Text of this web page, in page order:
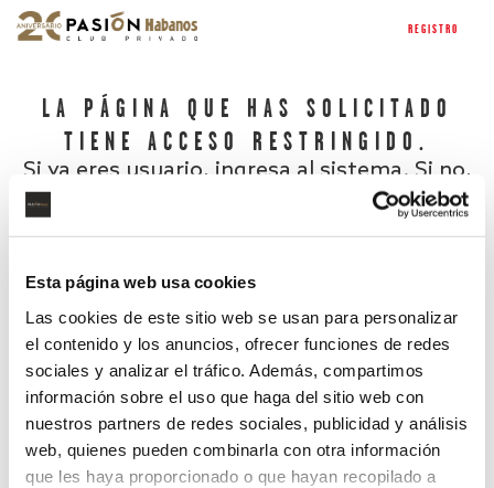
Esta página web usa cookies
Las cookies de este sitio web se usan para personalizar
el contenido y los anuncios, ofrecer funciones de redes
sociales y analizar el tráfico. Además, compartimos
información sobre el uso que haga del sitio web con
nuestros partners de redes sociales, publicidad y análisis
web, quienes pueden combinarla con otra información
que les haya proporcionado o que hayan recopilado a
REGISTRO
LA PÁGINA QUE HAS SOLICITADO
TIENE ACCESO RESTRINGIDO.
Si ya eres usuario, ingresa al sistema. Si no,
¿Has olvidado tu contraseña?